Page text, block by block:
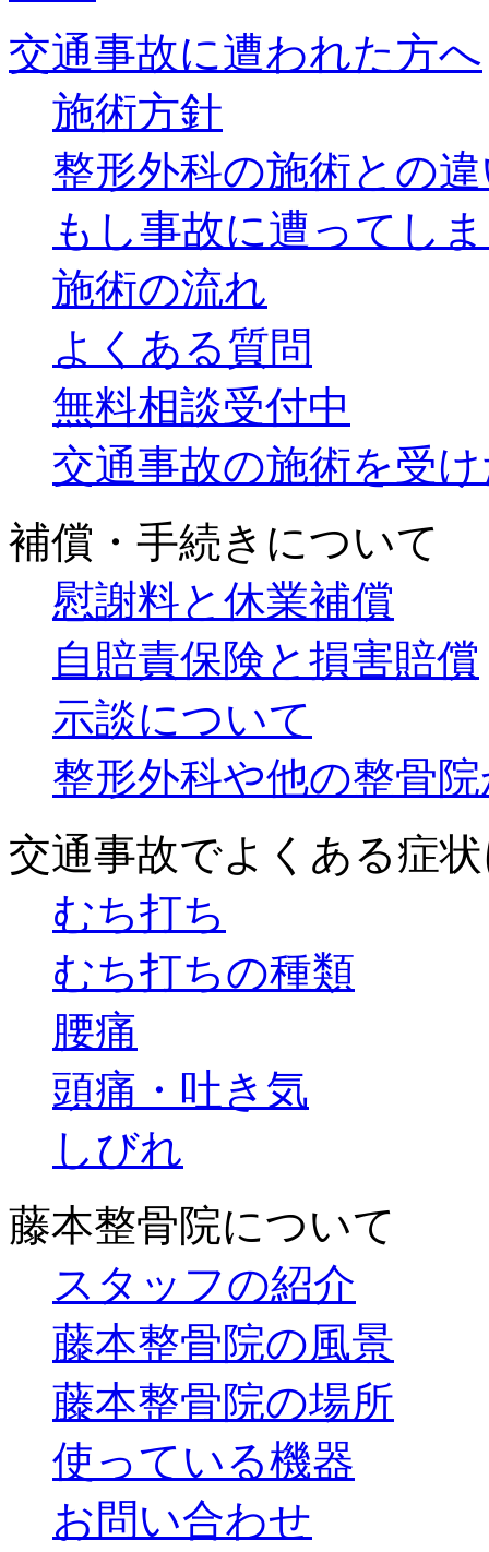
交通事故に遭われた方へ
施術方針
整形外科の施術との
もし事故に遭ってし
施術の流れ
よくある質問
無料相談受付中
交通事故の施術を受
補償・手続きについて
慰謝料と休業補償
自賠責保険と損害賠償
示談について
整形外科や他の整骨
交通事故でよくある症
むち打ち
むち打ちの種類
腰痛
頭痛・吐き気
しびれ
藤本整骨院について
スタッフの紹介
藤本整骨院の風景
藤本整骨院の場所
使っている機器
お問い合わせ